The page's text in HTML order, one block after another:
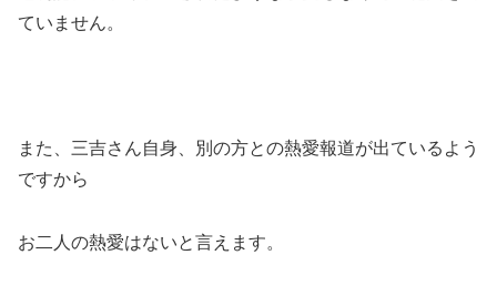
ていません。
また、三吉さん自身、別の方との熱愛報道が出ているよう
ですから
お二人の熱愛はないと言えます。